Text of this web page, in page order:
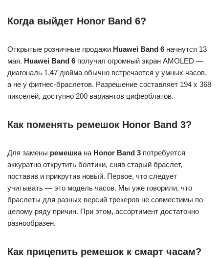
Когда выйдет Honor Band 6?
Открытые розничные продажи Huawei Band 6 начнутся 13
мая. Huawei Band 6 получил огромный экран AMOLED —
диагональ 1,47 дюйма обычно встречается у умных часов,
а не у фитнес-браслетов. Разрешение составляет 194 x 368
пикселей, доступно 200 вариантов циферблатов.
Как поменять ремешок Honor Band 3?
Для замены ремешкана Honor Band 3 потребуется
аккуратно открутить болтики, сняв старый браслет,
поставив и прикрутив новый. Первое, что следует
учитывать — это модель часов. Мы уже говорили, что
браслеты для разных версий трекеров не совместимы по
целому ряду причин. При этом, ассортимент достаточно
разнообразен.
Как прицепить ремешок к смарт часам?